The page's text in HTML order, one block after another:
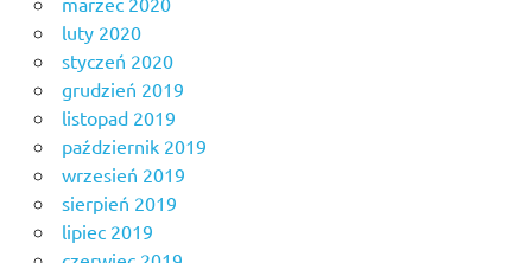
luty 2020
styczeń 2020
grudzień 2019
listopad 2019
październik 2019
wrzesień 2019
sierpień 2019
lipiec 2019